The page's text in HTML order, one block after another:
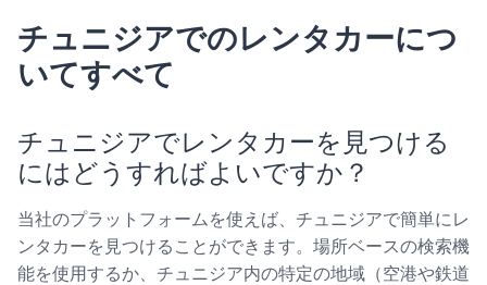
チュニジアでのレンタカーにつ
いてすべて
チュニジアでレンタカーを見つける
にはどうすればよいですか？
当社のプラットフォームを使えば、チュニジアで簡単にレ
ンタカーを見つけることができます。場所ベースの検索機
能を使用するか、チュニジア内の特定の地域（空港や鉄道